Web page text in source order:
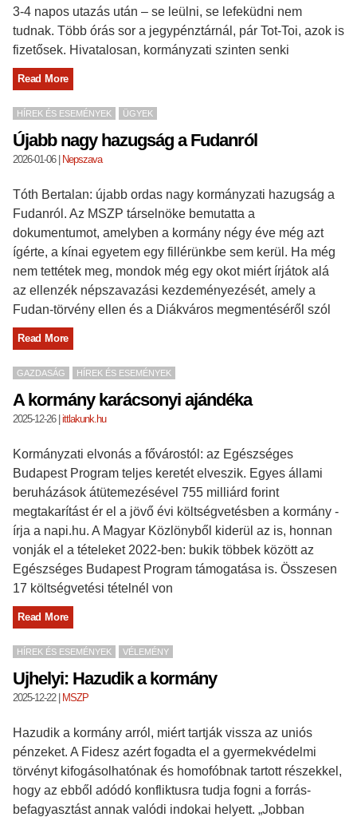
3-4 napos utazás után – se leülni, se lefeküdni nem
tudnak. Több órás sor a jegypénztárnál, pár Tot-Toi, azok is
fizetősek. Hivatalosan, kormányzati szinten senki
Read More
HÍREK ÉS ESEMÉNYEK ÜGYEK
Újabb nagy hazugság a Fudanról
2026-01-06| Nepszava
Tóth Bertalan: újabb ordas nagy kormányzati hazugság a
Fudanról. Az MSZP társelnöke bemutatta a
dokumentumot, amelyben a kormány négy éve még azt
ígérte, a kínai egyetem egy fillérünkbe sem kerül. Ha még
nem tettétek meg, mondok még egy okot miért írjátok alá
az ellenzék népszavazási kezdeményezését, amely a
Fudan-törvény ellen és a Diákváros megmentéséről szól
Read More
GAZDASÁG HÍREK ÉS ESEMÉNYEK
A kormány karácsonyi ajándéka
2025-12-26| ittlakunk.hu
Kormányzati elvonás a fővárostól: az Egészséges
Budapest Program teljes keretét elveszik. Egyes állami
beruházások átütemezésével 755 milliárd forint
megtakarítást ér el a jövő évi költségvetésben a kormány -
írja a napi.hu. A Magyar Közlönyből kiderül az is, honnan
vonják el a tételeket 2022-ben: bukik többek között az
Egészséges Budapest Program támogatása is. Összesen
17 költségvetési tételnél von
Read More
HÍREK ÉS ESEMÉNYEK VÉLEMÉNY
Ujhelyi: Hazudik a kormány
2025-12-22| MSZP
Hazudik a kormány arról, miért tartják vissza az uniós
pénzeket. A Fidesz azért fogadta el a gyermekvédelmi
törvényt kifogásolhatónak és homofóbnak tartott részekkel,
hogy az ebből adódó konfliktusra tudja fogni a forrás-
befagyasztást annak valódi indokai helyett. „Jobban